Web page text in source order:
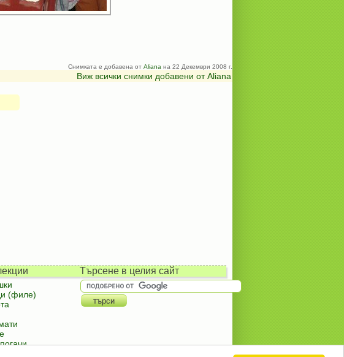
Снимката е добавена от Aliana на 22 Декември 2008 г.
Виж всички снимки добавени от Aliana
(филе)
Търсене в целия сайт